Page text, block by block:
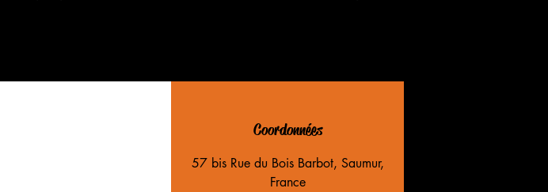
Coordonnées
57 bis Rue du Bois Barbot, Saumur,
France